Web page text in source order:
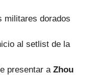
militares dorados
al setlist de la
presentar a Zhou